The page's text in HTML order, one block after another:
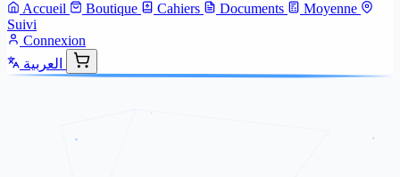
Accueil Boutique Cahiers Documents
Moyenne
Suivi
Connexion
العربية